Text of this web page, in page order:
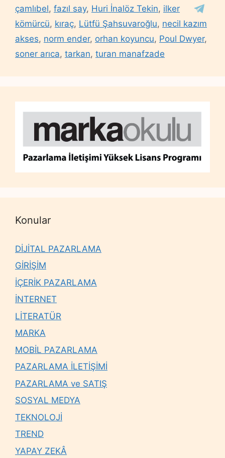
çamlıbel, fazıl say, Huri İnalöz Tekin, ilker
kömürcü, kıraç, Lütfü Şahsuvaroğlu, necil kazım
akses, norm ender, orhan koyuncu, Poul Dwyer,
soner arıca, tarkan, turan manafzade
Konular
DİJİTAL PAZARLAMA
GİRİŞİM
İÇERİK PAZARLAMA
İNTERNET
LİTERATÜR
MARKA
MOBİL PAZARLAMA
PAZARLAMA İLETİŞİMİ
PAZARLAMA ve SATIŞ
SOSYAL MEDYA
TEKNOLOJİ
TREND
YAPAY ZEKÂ